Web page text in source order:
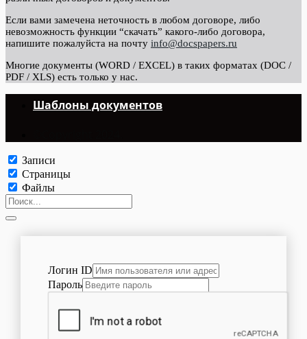
Если вами замечена неточность в любом договоре, либо
невозможность функции “скачать” какого-либо договора,
напишите пожалуйста на почту info@docspapers.ru
Многие документы (WORD / EXCEL) в таких форматах (DOC /
PDF / XLS) есть только у нас.
Шаблоны документов
Записи
Страницы
Файлы
Логин ID
Пароль